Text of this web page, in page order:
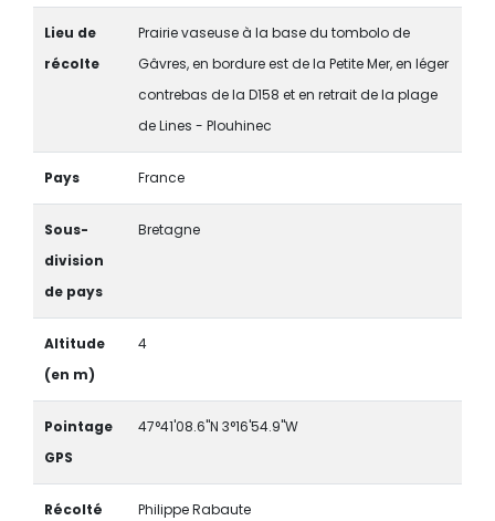
Lieu de
récolte
Prairie vaseuse à la base du tombolo de
Gâvres, en bordure est de la Petite Mer, en léger
contrebas de la D158 et en retrait de la plage
de Lines - Plouhinec
Pays France
Sous-
division
de pays
Bretagne
Altitude
(en m)
4
Pointage
GPS
47°41'08.6"N 3°16'54.9"W
Récolté
Philippe Rabaute